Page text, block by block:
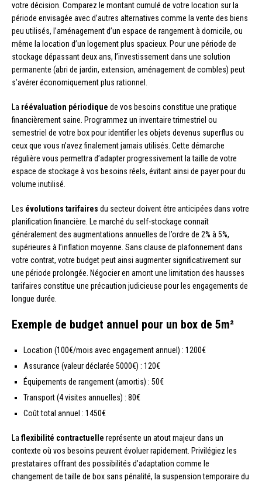
votre décision. Comparez le montant cumulé de votre location sur la
période envisagée avec d’autres alternatives comme la vente des biens
peu utilisés, l’aménagement d’un espace de rangement à domicile, ou
même la location d’un logement plus spacieux. Pour une période de
stockage dépassant deux ans, l’investissement dans une solution
permanente (abri de jardin, extension, aménagement de combles) peut
s’avérer économiquement plus rationnel.
La réévaluation périodique de vos besoins constitue une pratique
financièrement saine. Programmez un inventaire trimestriel ou
semestriel de votre box pour identifier les objets devenus superflus ou
ceux que vous n’avez finalement jamais utilisés. Cette démarche
régulière vous permettra d’adapter progressivement la taille de votre
espace de stockage à vos besoins réels, évitant ainsi de payer pour du
volume inutilisé.
Les évolutions tarifaires du secteur doivent être anticipées dans votre
planification financière. Le marché du self-stockage connaît
généralement des augmentations annuelles de l’ordre de 2% à 5%,
supérieures à l’inflation moyenne. Sans clause de plafonnement dans
votre contrat, votre budget peut ainsi augmenter significativement sur
une période prolongée. Négocier en amont une limitation des hausses
tarifaires constitue une précaution judicieuse pour les engagements de
longue durée.
Exemple de budget annuel pour un box de 5m²
Location (100€/mois avec engagement annuel) : 1200€
Assurance (valeur déclarée 5000€) : 120€
Équipements de rangement (amortis) : 50€
Transport (4 visites annuelles) : 80€
Coût total annuel : 1450€
Laflexibilité contractuelle représente un atout majeur dans un
contexte où vos besoins peuvent évoluer rapidement. Privilégiez les
prestataires offrant des possibilités d’adaptation comme le
changement de taille de box sans pénalité, la suspension temporaire du